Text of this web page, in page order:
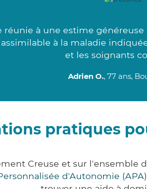
réunie à une estime
à la maladie
et les soignants
Adrien O., 77 ans,
pratiques
Creuse et sur l'ensemble
d'Autonomie (APA)